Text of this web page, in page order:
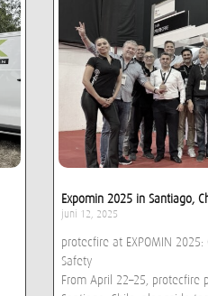
Expomin 2025 in Santiago,
juni 12, 2025
protecfire at EXPOMIN
Safety
From April 22–25, protecfire